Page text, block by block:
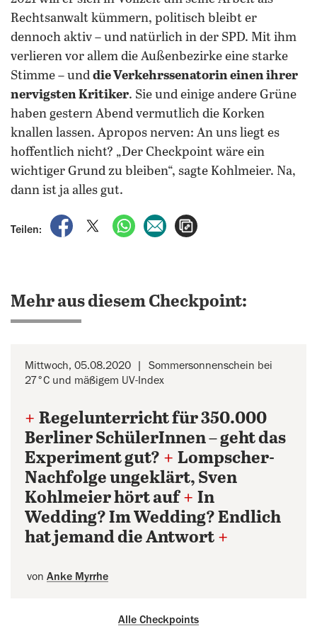
Rechtsanwalt kümmern, politisch bleibt er
dennoch aktiv – und natürlich in der SPD. Mit ihm
verlieren vor allem die Außenbezirke eine starke
Stimme – und die Verkehrssenatorin einen ihrer
nervigsten Kritiker. Sie und einige andere Grüne
haben gestern Abend vermutlich die Korken
knallen lassen. Apropos nerven: An uns liegt es
hoffentlich nicht? „Der Checkpoint wäre ein
wichtiger Grund zu bleiben“, sagte Kohlmeier. Na,
dann ist ja alles gut.
Teilen:
auf Facebook teilen
auf X teilenper WhatsApp teilen
per E-Mail teilen
Mehr aus diesem Checkpoint:
Mittwoch, 05.08.2020
Sommersonnenschein bei
27°C und mäßigem UV-Index
+ Regelunterricht für 350.000
Berliner SchülerInnen – geht das
Experiment gut? + Lompscher-
Nachfolge ungeklärt, Sven
Kohlmeier hört auf + In
Wedding? Im Wedding? Endlich
hat jemand die Antwort +
von Anke Myrrhe
Alle Checkpoints